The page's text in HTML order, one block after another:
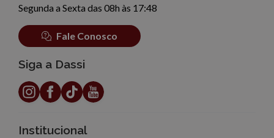
Segunda a Sexta das 08h às 17:48
Fale Conosco
Siga a Dassi
Institucional